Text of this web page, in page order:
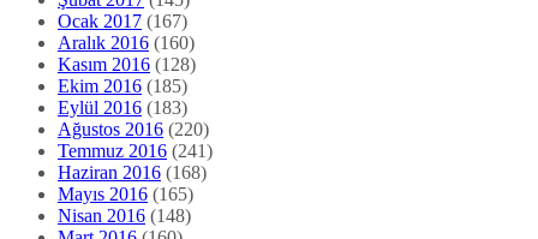
Ocak 2017 (167)
Aralık 2016 (160)
Kasım 2016 (128)
Ekim 2016 (185)
Eylül 2016 (183)
Ağustos 2016 (220)
Temmuz 2016 (241)
Haziran 2016 (168)
Mayıs 2016 (165)
Nisan 2016 (148)